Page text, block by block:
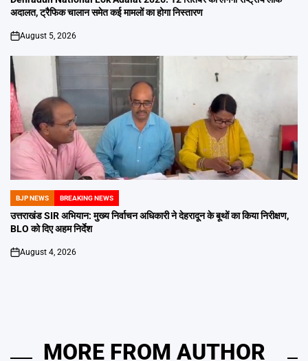
अदालत, ट्रैफिक चालान समेत कई मामलों का होगा निस्तारण
on
August 5, 2026
POSTED
IN
BJP NEWS BREAKING NEWS
उत्तराखंड SIR अभियान: मुख्य निर्वाचन अधिकारी ने देहरादून के बूथों का किया निरीक्षण,
BLO को दिए अहम निर्देश
on
August 4, 2026
MORE FROM AUTHOR